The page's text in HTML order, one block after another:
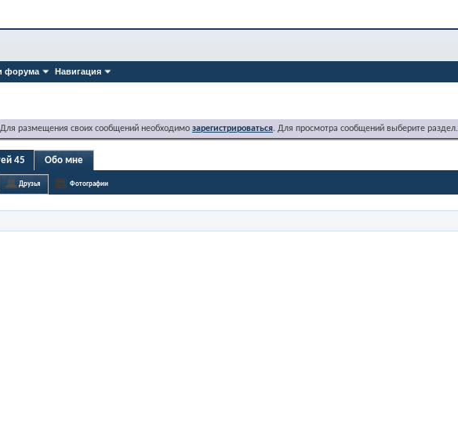
форума Навигация
размещения своих сообщений необходимо зарегистрироваться. Для просмотра сообщений выберите раздел.
45 Обо мне
Друзья Фотографии